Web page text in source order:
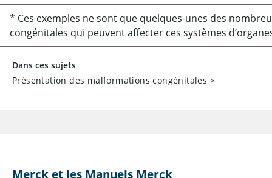
* Ces exemples ne sont que quelques-unes des
congénitales qui peuvent affecter ces systèmes
Dans ces sujets
Présentation des malformations congénitales >
Merck et les Manuels Merck